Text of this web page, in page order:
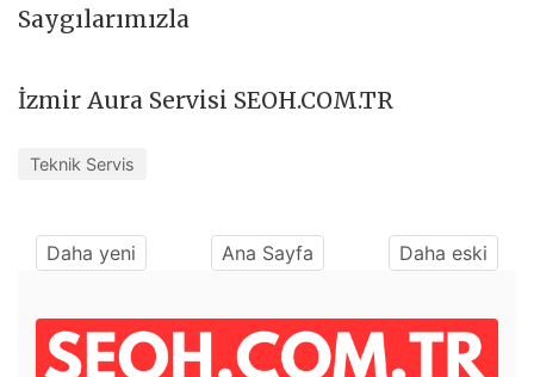
Saygılarımızla
İzmir Aura Servisi SEOH.COM.TR
Teknik Servis
Daha yeni Ana Sayfa Daha eski